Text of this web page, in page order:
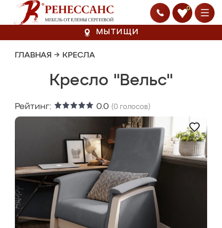
0
МЫТИЩИ
ГЛАВНАЯ → КРЕСЛА
Кресло "Вельс"
Рейтинг: 0.0 (0 голосов)